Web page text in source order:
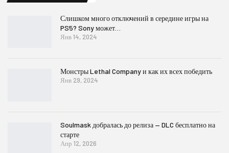
Слишком много отключений в середине игры на
PS5? Sony может…
Янв 14, 2024
Монстры Lethal Company и как их всех победить
Янв 29, 2024
Soulmask добралась до релиза — DLC бесплатно на
старте
Апр 12, 2026